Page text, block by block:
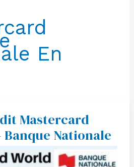
En
Mastercard
Nationale